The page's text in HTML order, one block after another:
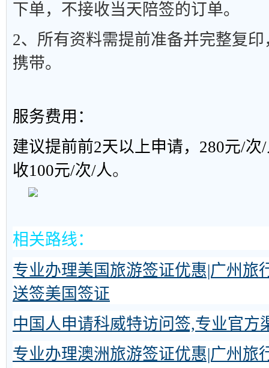
下单，不接收当天陪签的订单。
2、所有资料需提前准备并完整复
携带。
服务费用：
建议提前前2天以上申请，280元/
收100元/次/人。
相关路线：
专业办理美国旅游签证优惠|广州旅
送签美国签证
中国人申请科威特访问签,专业官方
专业办理澳洲旅游签证优惠|广州旅